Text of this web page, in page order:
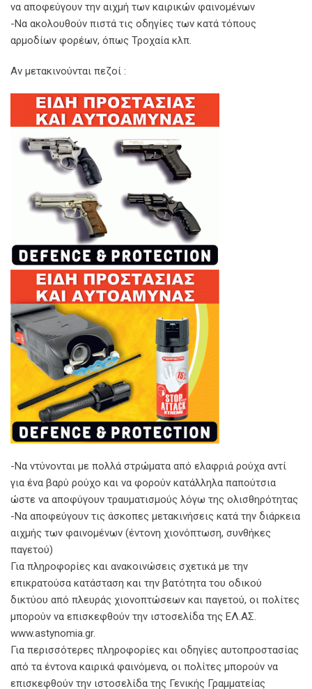
να αποφεύγουν την αιχμή των καιρικών φαινομένων
-Να ακολουθούν πιστά τις οδηγίες των κατά τόπους
αρμοδίων φορέων, όπως Τροχαία κλπ.
Αν μετακινούνται πεζοί :
-Να ντύνονται με πολλά στρώματα από ελαφριά ρούχα αντί
για ένα βαρύ ρούχο και να φορούν κατάλληλα παπούτσια
ώστε να αποφύγουν τραυματισμούς λόγω της ολισθηρότητας
-Να αποφεύγουν τις άσκοπες μετακινήσεις κατά την διάρκεια
αιχμής των φαινομένων (έντονη χιονόπτωση, συνθήκες
παγετού)
Για πληροφορίες και ανακοινώσεις σχετικά με την
επικρατούσα κατάσταση και την βατότητα του οδικού
δικτύου από πλευράς χιονοπτώσεων και παγετού, οι πολίτες
μπορούν να επισκεφθούν την ιστοσελίδα της ΕΛ.ΑΣ.
www.astynomia.gr.
Για περισσότερες πληροφορίες και οδηγίες αυτοπροστασίας
από τα έντονα καιρικά φαινόμενα, οι πολίτες μπορούν να
επισκεφθούν την ιστοσελίδα της Γενικής Γραμματείας